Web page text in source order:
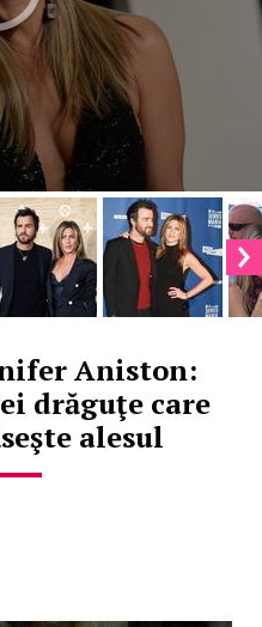
Aniston:
drăguţe care
alesul